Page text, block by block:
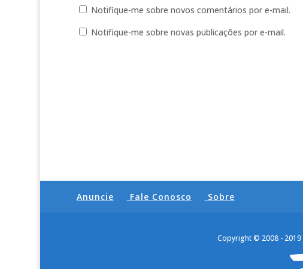
Notifique-me sobre novos comentários por e-mail.
Notifique-me sobre novas publicações por e-mail.
Anuncie Fale Conosco Sobre
Copyright © 2008 - 2019